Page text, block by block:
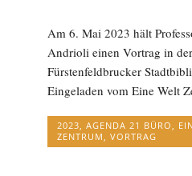
Am 6. Mai 2023 hält
Andrioli einen Vortrag in der
Fürstenfeldbrucker
Eingeladen vom Eine Welt
2023,AGENDA 21 BÜRO,
ZENTRUM,VORTRAG